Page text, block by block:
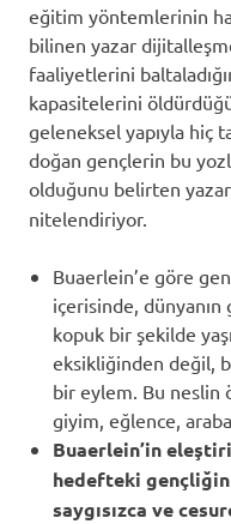
eğitim yöntemlerinin
bilinen yazar
faaliyetlerini
kapasitelerini
geleneksel yapıyla hiç
doğan gençlerin bu
olduğunu belirten
nitelendiriyor.
Buaerlein’e göre
içerisinde,
kopuk bir şekilde
eksikliğinden değil,
bir eylem. Bu neslin
giyim, eğlence,
Buaerlein’in
hedefteki
saygısızca ve